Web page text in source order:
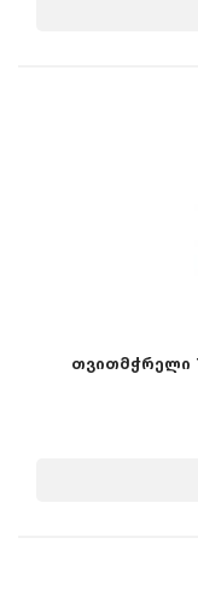
თვითმჭრელი